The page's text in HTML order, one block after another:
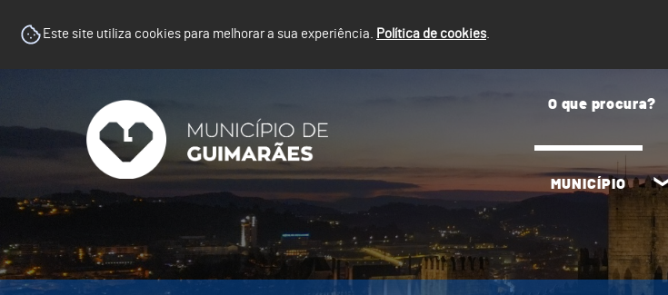
Este site utiliza cookies para melhorar a sua experiência. Política de cookies.
MUNICÍPIO